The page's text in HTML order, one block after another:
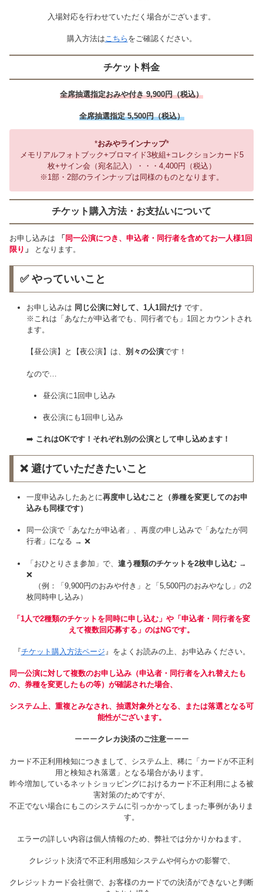
入場対応を行わせていただく場合がございます。
購入方法は こちら をご確認ください。
チケット料金
全席抽選指定おみや付き 9,900円（税込）
全席抽選指定 5,500円（税込）
*おみやラインナップ*
メモリアルフォトブック+ブロマイド3枚組+コレクションカード5
枚+サイン会（宛名記入）・・・4,400円（税込）
※1部・2部のラインナップは同様のものとなります。
チケット購入方法・お支払いについて
お申し込みは 「 同一公演につき、申込者・同行者を含めてお一人様1回
限り 」 となります。
✅ やっていいこと
お申し込みは 同じ公演に対して、1人1回だけです。
※これは「あなたが申込者でも、同行者でも」1回とカウントされ
ます。
【昼公演】と【夜公演】は、 別々の公演です！
なので…
昼公演に1回申し込み
夜公演にも1回申し込み
➡️ これはOKです！それぞれ別の公演として申し込めます！
❌ 避けていただきたいこと
一度申込みしたあとに再度申し込むこと（券種を変更してのお申
込みも同様です）
同一公演で「あなたが申込者」、再度の申し込みで「あなたが同
行者」になる → ❌
「おひとりさま参加」で、 違う種類のチケットを2枚申し込む→
❌
（例：「9,900円のおみや付き」と「5,500円のおみやなし」の2
枚同時申し込み）
「1人で2種類のチケットを同時に申し込む」や「申込者・同行者を変
えて複数回応募する」のはNGです。
『チケット購入方法ページ 』をよくお読みの上、お申込みください。
同一公演に対して複数のお申し込み（申込者・同行者を入れ替えたも
の、券種を変更したもの等）が確認された場合、
システム上、重複とみなされ、抽選対象外となる、または落選となる可
能性がございます。
ーーークレカ決済のご注意ーーー
カード不正利用検知につきまして、システム上、稀に「カードが不正利
用と検知され落選」となる場合があります。
昨今増加しているネットショッピングにおけるカード不正利用による被
害対策のためですが、
不正でない場合にもこのシステムに引っかかってしまった事例がありま
す。
エラーの詳しい内容は個人情報のため、弊社では分かりかねます。
クレジット決済で不正利用感知システムや何らかの影響で、
クレジットカード会社側で、お客様のカードでの決済ができないと判断